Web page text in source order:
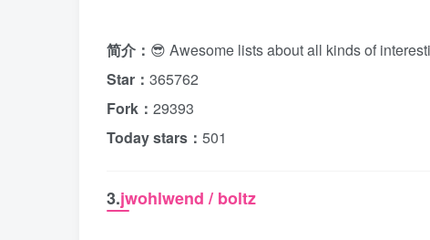
简介： 😎 Awesome lists about all kinds of
Star： 365762
Fork： 29393
Today stars： 501
3.jwohlwend / boltz